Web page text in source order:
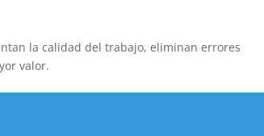
la calidad del trabajo, eliminan errores
valor.